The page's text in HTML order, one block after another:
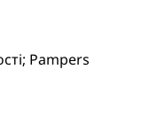
Pampers